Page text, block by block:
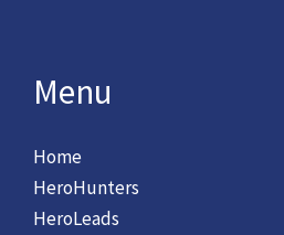
Menu
Home
HeroHunters
HeroLeads